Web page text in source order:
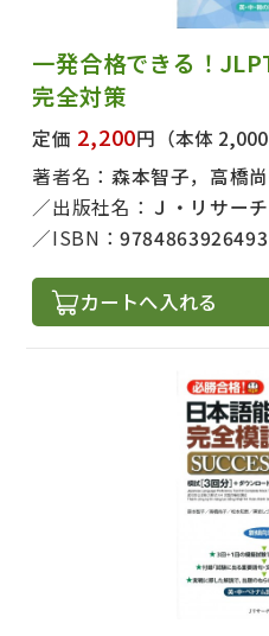
一発合格できる！
完全対策
定価 2,200円 （本体 2,000
著者名： 森本智子，高橋
出版社名： Ｊ・リサー
ISBN：9784863926493
カートへ入れる